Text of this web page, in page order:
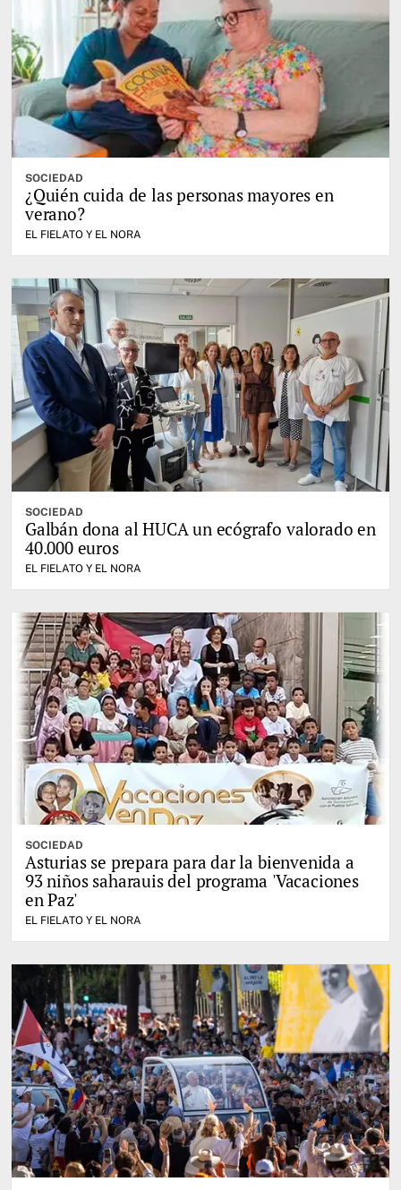
SOCIEDAD
¿Quién cuida de las personas mayores en
verano?
EL FIELATO Y EL NORA
SOCIEDAD
Galbán dona al HUCA un ecógrafo valorado en
40.000 euros
EL FIELATO Y EL NORA
SOCIEDAD
Asturias se prepara para dar la bienvenida a
93 niños saharauis del programa 'Vacaciones
en Paz'
EL FIELATO Y EL NORA